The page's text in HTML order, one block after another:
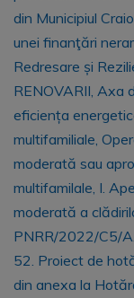
din Municipiul
unei finanţări
Redresare și
RENOVARII, Axa
eficiența
multifamiliale,
moderată sau
multifamilale, I.
moderată a
PNRR/2022/C5/
52. Proiect de
din anexa la